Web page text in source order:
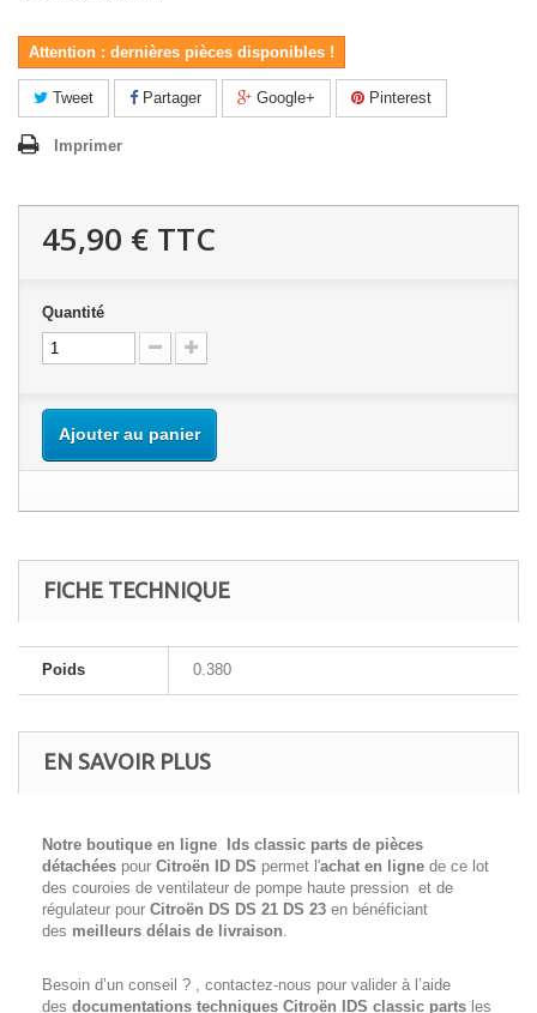
Attention : dernières pièces disponibles !
Tweet Partager Google+ Pinterest
Imprimer
45,90 € TTC
Quantité
Ajouter au panier
FICHE TECHNIQUE
Poids 0.380
EN SAVOIR PLUS
Notre boutique en ligne Ids classic parts de pièces
détachées pour Citroën ID DS permet l'achat en ligne de ce lot
des couroies de ventilateur de pompe haute pression et de
régulateur pour Citroën DS DS 21 DS 23 en bénéficiant
des meilleurs délais de livraison.
Besoin d’un conseil ? , contactez-nous pour valider à l’aide
des documentations techniques Citroën IDS classic parts les